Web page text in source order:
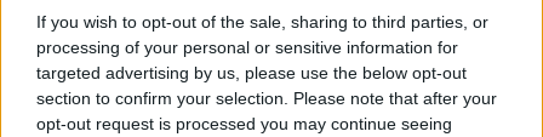
If you wish to opt-out of the sale, sharing to third parties, or
processing of your personal or sensitive information for
targeted advertising by us, please use the below opt-out
section to confirm your selection. Please note that after your
opt-out request is processed you may continue seeing
Έφυγε από τη ζωή ο καθηγητής Αλέξανδρος
Ροδολάκης – Η σημαντική πορεία του στην...
Διαβάστε περισσότερα